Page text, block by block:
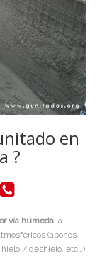
en
?
vía húmeda, a
(abonos,
hielo / deshielo, etc…)